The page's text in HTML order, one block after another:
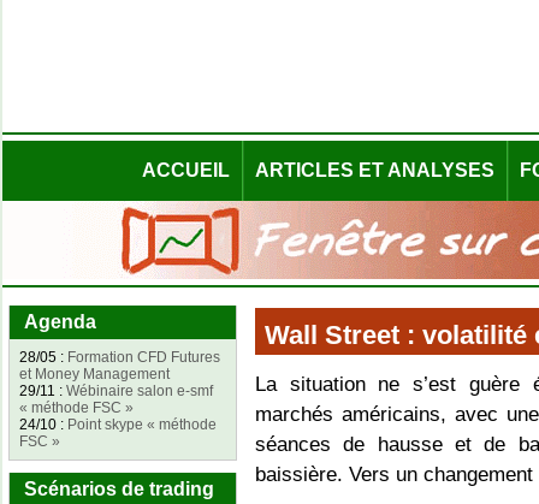
ACCUEIL ARTICLES ET ANALYSES
Agenda
28/05 : Formation CFD Futures
et Money Management
29/11 : Wébinaire salon e-smf
« méthode FSC »
24/10 : Point skype « méthode
FSC »
Scénarios de trading
Wall Street : volatilité
La situation ne s’est
marchés américains, avec
séances de hausse et de
baissière. Vers un